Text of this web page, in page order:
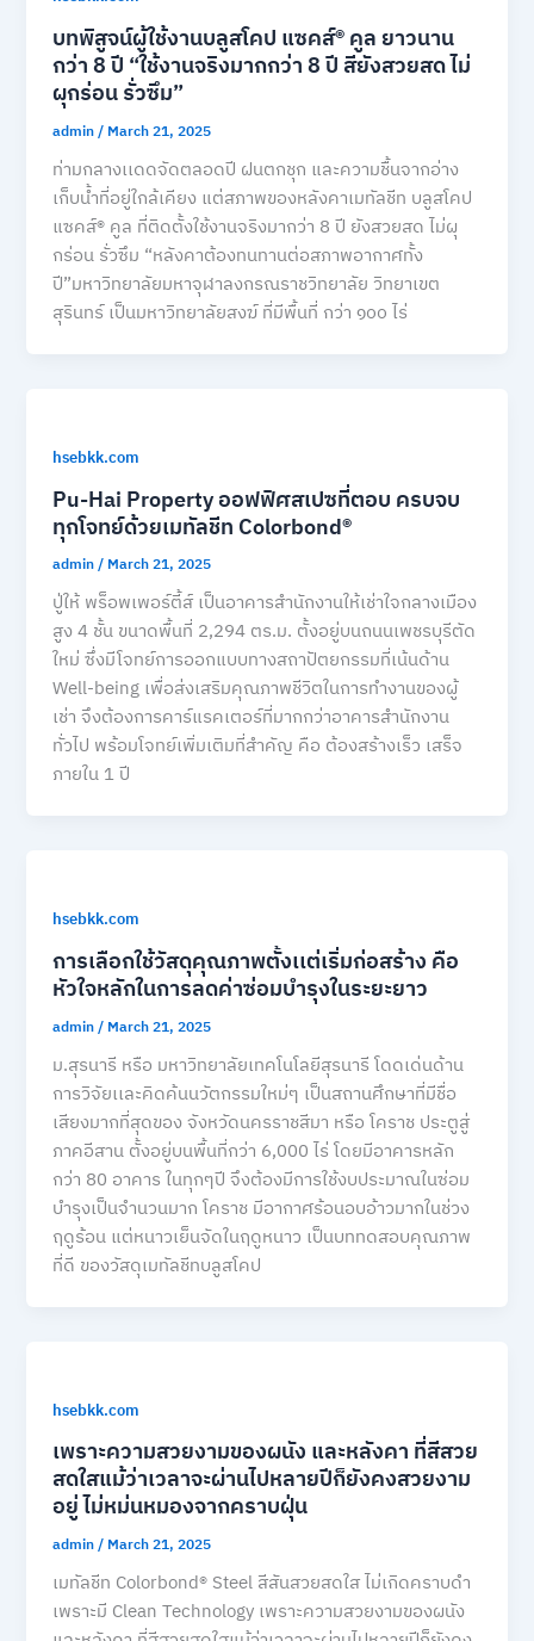
บทพิสูจน์ผู้ใช้งานบลูสโคป แซคส์® คูล ยาวนาน
กว่า 8 ปี “ใช้งานจริงมากกว่า 8 ปี สียังสวยสด ไม่
ผุกร่อน รั่วซึม”
admin/ March 21, 2025
ท่ามกลางเเดดจัดตลอดปี ฝนตกชุก และความชื้นจากอ่าง
เก็บน้ำที่อยู่ใกล้เคียง แต่สภาพของหลังคาเมทัลชีท บลูสโคป
แซคส์® คูล ที่ติดตั้งใช้งานจริงมากว่า 8 ปี ยังสวยสด ไม่ผุ
กร่อน รั่วซึม “หลังคาต้องทนทานต่อสภาพอากาศทั้ง
ปี”มหาวิทยาลัยมหาจุฬาลงกรณราชวิทยาลัย วิทยาเขต
สุรินทร์ เป็นมหาวิทยาลัยสงฆ์ ที่มีพื้นที่ กว่า ๑๐๐ ไร่
hsebkk.com
Pu-Hai Property ออฟฟิศสเปซที่ตอบ ครบจบ
ทุกโจทย์ด้วยเมทัลชีท Colorbond®
admin/ March 21, 2025
ปู่ให้ พร็อพเพอร์ตี้ส์ เป็นอาคารสำนักงานให้เช่าใจกลางเมือง
สูง 4 ชั้น ขนาดพื้นที่ 2,294 ตร.ม. ตั้งอยู่บนถนนเพชรบุรีตัด
ใหม่ ซึ่งมีโจทย์การออกแบบทางสถาปัตยกรรมที่เน้นด้าน
Well-being เพื่อส่งเสริมคุณภาพชีวิตในการทำงานของผู้
เช่า จึงต้องการคาร์แรคเตอร์ที่มากกว่าอาคารสำนักงาน
ทั่วไป พร้อมโจทย์เพิ่มเติมที่สำคัญ คือ ต้องสร้างเร็ว เสร็จ
ภายใน 1 ปี
hsebkk.com
การเลือกใช้วัสดุคุณภาพตั้งเเต่เริ่มก่อสร้าง คือ
หัวใจหลักในการลดค่าซ่อมบำรุงในระยะยาว
admin/ March 21, 2025
ม.สุรนารี หรือ มหาวิทยาลัยเทคโนโลยีสุรนารี โดดเด่นด้าน
การวิจัยเเละคิดค้นนวัตกรรมใหม่ๆ เป็นสถานศึกษาที่มีชื่อ
เสียงมากที่สุดของ จังหวัดนครราชสีมา หรือ โคราช ประตูสู่
ภาคอีสาน ตั้งอยู่บนพื้นที่กว่า 6,000 ไร่ โดยมีอาคารหลัก
กว่า 80 อาคาร ในทุกๆปี จึงต้องมีการใช้งบประมาณในซ่อม
บำรุงเป็นจำนวนมาก โคราช มีอากาศร้อนอบอ้าวมากในช่วง
ฤดูร้อน แต่หนาวเย็นจัดในฤดูหนาว เป็นบททดสอบคุณภาพ
ที่ดี ของวัสดุเมทัลชีทบลูสโคป
hsebkk.com
เพราะความสวยงามของผนัง และหลังคา ที่สีสวย
สดใสแม้ว่าเวลาจะผ่านไปหลายปีก็ยังคงสวยงาม
อยู่ ไม่หม่นหมองจากคราบฝุ่น
admin/ March 21, 2025
เมทัลชีท Colorbond® Steel สีสันสวยสดใส ไม่เกิดคราบดำ
เพราะมี Clean Technology เพราะความสวยงามของผนัง